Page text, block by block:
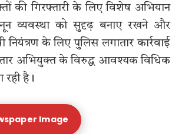
की गिरफ्तारी के लिए विशेष अभियान
व्यवस्था को सुदृढ़ बनाए रखने और
नियंत्रण के लिए पुलिस लगातार कार्रवाई
अभियुक्त के विरुद्ध आवश्यक विधिक
रही है।
Image